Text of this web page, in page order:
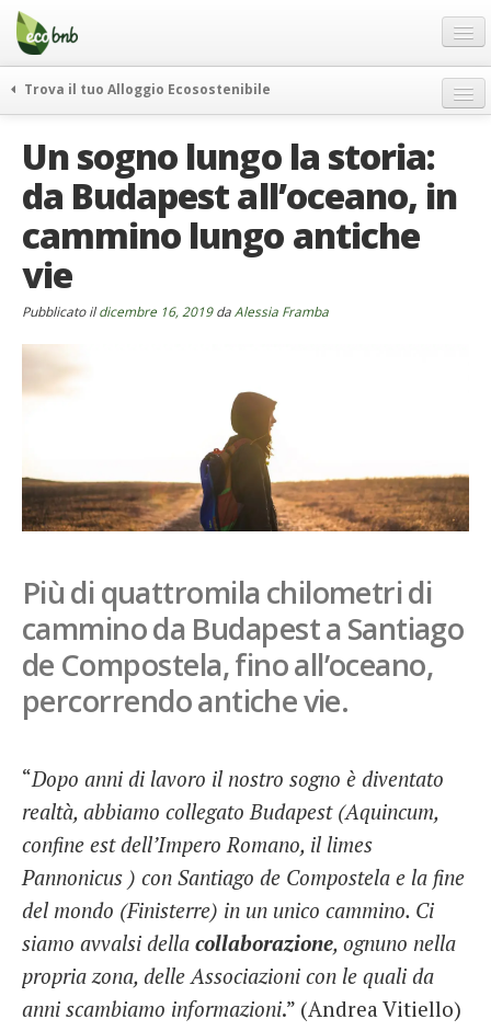
Menu
Salta
contenuto
Offerte Speciali
Regali
FAQ
Chi Siamo
Partner
Contatti
Italiano
German
Spanish
French
Trova il tuo Alloggio Ecosostenibile
itinerari
curiosità
vivere e viaggiare verde
news ed eventi
ecohotel
Un sogno lungo la storia:
da Budapest all’oceano, in
cammino lungo antiche
vie
Pubblicato ildicembre 16, 2019da Alessia Framba
Più di quattromila chilometri di
cammino da Budapest a Santiago
de Compostela, fino all’oceano,
percorrendo antiche vie.
“Dopo anni di lavoro il nostro sogno è diventato
realtà, abbiamo collegato Budapest (Aquincum,
confine est dell’Impero Romano, il limes
Pannonicus ) con Santiago de Compostela e la fine
del mondo (Finisterre) in un unico cammino. Ci
siamo avvalsi della collaborazione, ognuno nella
propria zona, delle Associazioni con le quali da
anni scambiamo informazioni.” (Andrea Vitiello)